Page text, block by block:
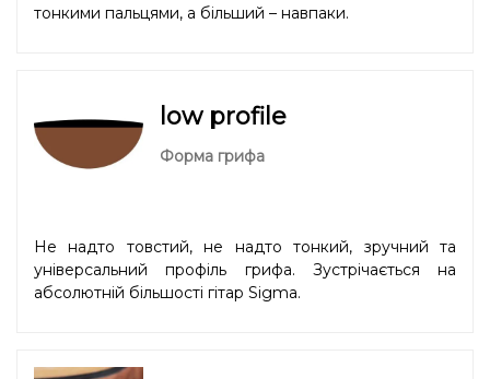
тонкими пальцями, а більший – навпаки.
low profile
Форма грифа
Не надто товстий, не надто тонкий, зручний та
універсальний профіль грифа. Зустрічається на
абсолютній більшості гітар Sigma.